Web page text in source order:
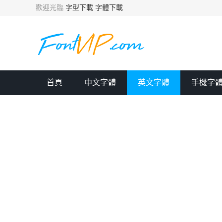
歡迎光臨 字型下載 字體下載
首頁 中文字體 英文字體 手機字